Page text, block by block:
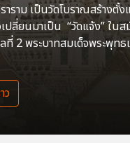
าราม เป็นวัดโบราณสร้างตั้
ปลี่ยนมาเป็น “วัดแจ้ง” ใน
ที่ 2 พระบาทสมเด็จพระพุทธ
ว